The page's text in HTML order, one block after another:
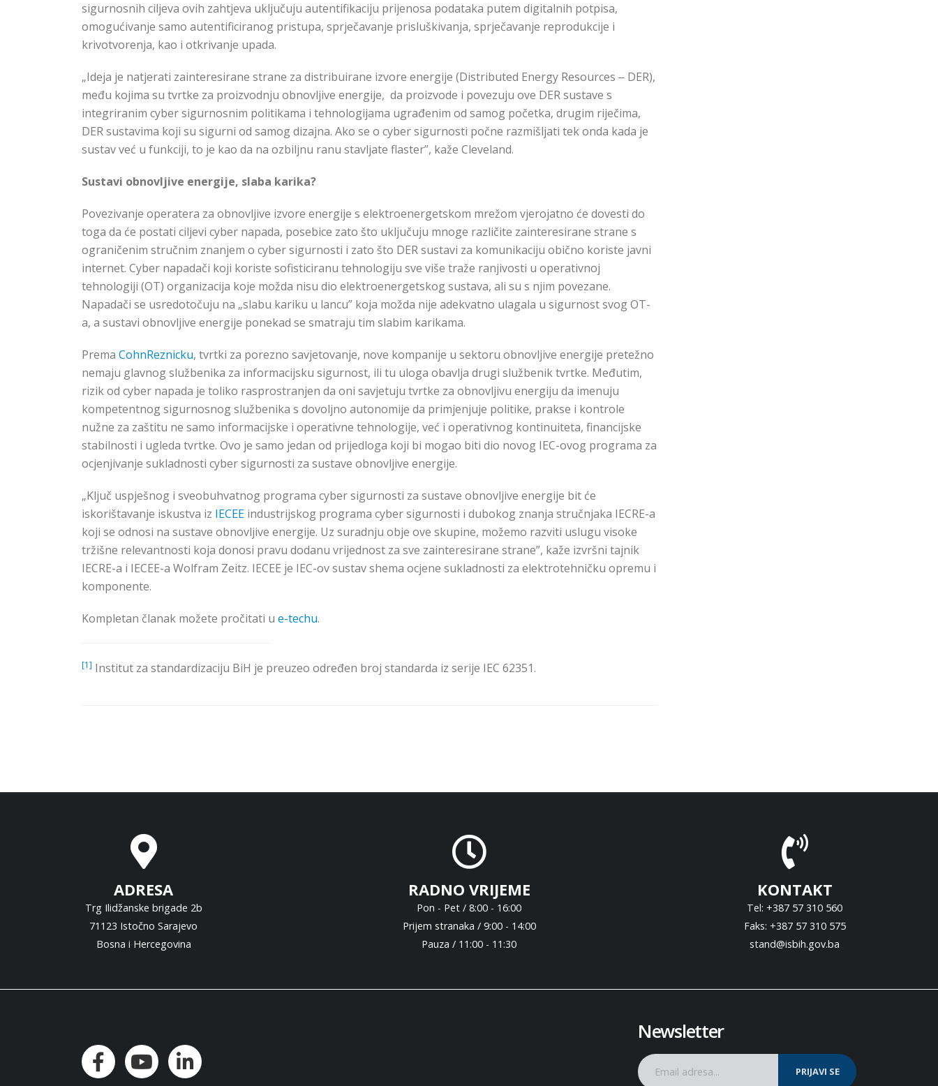
sigurnosnih ciljeva ovih zahtjeva uključuju autentifikaciju prijenosa podataka putem digitalnih potpisa,
omogućivanje samo autentificiranog pristupa, sprječavanje prisluškivanja, sprječavanje reprodukcije i
krivotvorenja, kao i otkrivanje upada.
„Ideja je natjerati zainteresirane strane za distribuirane izvore energije (Distributed Energy Resources ‒ DER),
među kojima su tvrtke za proizvodnju obnovljive energije, da proizvode i povezuju ove DER sustave s
integriranim cyber sigurnosnim politikama i tehnologijama ugrađenim od samog početka, drugim riječima,
DER sustavima koji su sigurni od samog dizajna. Ako se o cyber sigurnosti počne razmišljati tek onda kada je
sustav već u funkciji, to je kao da na ozbiljnu ranu stavljate flaster”, kaže Cleveland.
Sustavi obnovljive energije, slaba karika?
Povezivanje operatera za obnovljive izvore energije s elektroenergetskom mrežom vjerojatno će dovesti do
toga da će postati ciljevi cyber napada, posebice zato što uključuju mnoge različite zainteresirane strane s
ograničenim stručnim znanjem o cyber sigurnosti i zato što DER sustavi za komunikaciju obično koriste javni
internet. Cyber napadači koji koriste sofisticiranu tehnologiju sve više traže ranjivosti u operativnoj
tehnologiji (OT) organizacija koje možda nisu dio elektroenergetskog sustava, ali su s njim povezane.
Napadači se usredotočuju na „slabu kariku u lancu” koja možda nije adekvatno ulagala u sigurnost svog OT-
a, a sustavi obnovljive energije ponekad se smatraju tim slabim karikama.
Prema CohnReznicku, tvrtki za porezno savjetovanje, nove kompanije u sektoru obnovljive energije pretežno
nemaju glavnog službenika za informacijsku sigurnost, ili tu uloga obavlja drugi službenik tvrtke. Međutim,
rizik od cyber napada je toliko rasprostranjen da oni savjetuju tvrtke za obnovljivu energiju da imenuju
kompetentnog sigurnosnog službenika s dovoljno autonomije da primjenjuje politike, prakse i kontrole
nužne za zaštitu ne samo informacijske i operativne tehnologije, već i operativnog kontinuiteta, financijske
stabilnosti i ugleda tvrtke. Ovo je samo jedan od prijedloga koji bi mogao biti dio novog IEC-ovog programa za
ocjenjivanje sukladnosti cyber sigurnosti za sustave obnovljive energije.
„Ključ uspješnog i sveobuhvatnog programa cyber sigurnosti za sustave obnovljive energije bit će
iskorištavanje iskustva iz IECEE industrijskog programa cyber sigurnosti i dubokog znanja stručnjaka IECRE-a
koji se odnosi na sustave obnovljive energije. Uz suradnju obje ove skupine, možemo razviti uslugu visoke
tržišne relevantnosti koja donosi pravu dodanu vrijednost za sve zainteresirane strane”, kaže izvršni tajnik
IECRE-a i IECEE-a Wolfram Zeitz. IECEE je IEC-ov sustav shema ocjene sukladnosti za elektrotehničku opremu i
komponente.
Kompletan članak možete pročitati u e-techu.
[1] Institut za standardizaciju BiH je preuzeo određen broj standarda iz serije IEC 62351.
ADRESA
Trg Ilidžanske brigade 2b
71123 Istočno Sarajevo
Bosna i Hercegovina
RADNO VRIJEME
Pon - Pet / 8:00 - 16:00
Prijem stranaka / 9:00 - 14:00
Pauza / 11:00 - 11:30
KONTAKT
Tel: +387 57 310 560
Faks: +387 57 310 575
stand@isbih.gov.ba
Newsletter
PRIJAVI SE